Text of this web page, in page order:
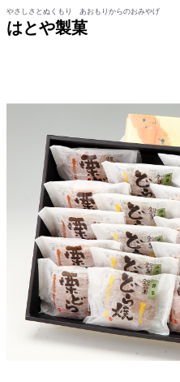
やさしさとぬくもり あおもりからのおみやげ
はとや製菓